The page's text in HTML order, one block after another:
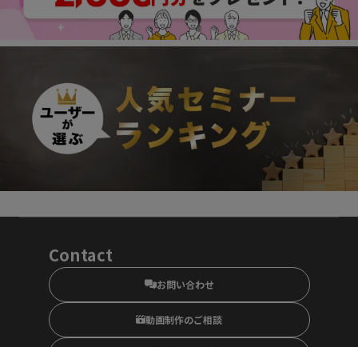
Contact
お問い合わせ
動画制作のご相談